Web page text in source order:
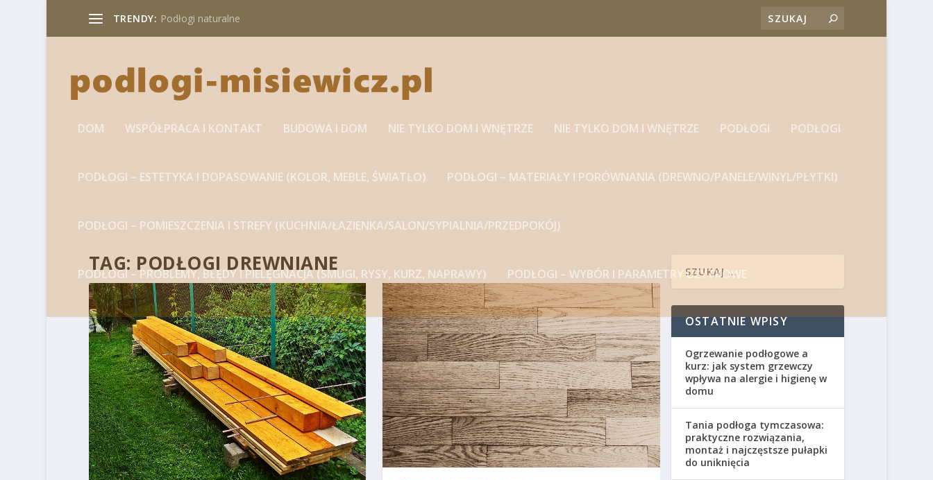
TRENDY: Podłogi naturalne
DOM WSPÓŁPRACA I KONTAKT BUDOWA I DOM NIE TYLKO DOM I WNĘTRZE NIE TYLKO DOM I WNĘTRZE PODŁOGI PODŁOGI
PODŁOGI – ESTETYKA I DOPASOWANIE (KOLOR, MEBLE, ŚWIATŁO) PODŁOGI – MATERIAŁY I PORÓWNANIA (DREWNO/PANELE/WINYL/PŁYTKI)
PODŁOGI – POMIESZCZENIA I STREFY (KUCHNIA/ŁAZIENKA/SALON/SYPIALNIA/PRZEDPOKÓJ)
PODŁOGI – PROBLEMY, BŁĘDY I PIELĘGNACJA (SMUGI, RYSY, KURZ, NAPRAWY) PODŁOGI – WYBÓR I PARAMETRY UŻYTKOWE
TAG: PODŁOGI DREWNIANE
OSTATNIE WPISY
Ogrzewanie podłogowe a
kurz: jak system grzewczy
wpływa na alergie i higienę w
domu
Tania podłoga tymczasowa:
praktyczne rozwiązania,
montaż i najczęstsze pułapki
do uniknięcia